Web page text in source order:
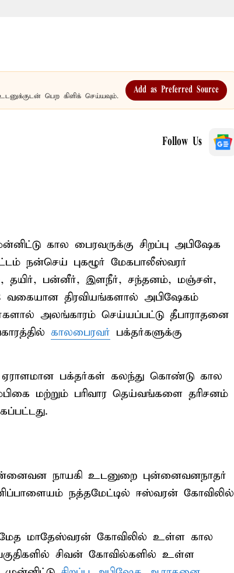
பெற கிளிக் செய்யவும்.
Add as Preferred Source
Follow Us
கால பைரவருக்கு சிறப்பு அபிஷேக
நன்செய் புகழூர் மேகபாலீஸ்வரர்
தயிர், பன்னீர், இளநீர், சந்தனம், மஞ்சள்,
வகையான திரவியங்களால் அபிஷேகம்
அலங்காரம் செய்யப்பட்டு தீபாராதனை
காலபைரவர் பக்தர்களுக்கு
ஏராளமான பக்தர்கள் கலந்து கொண்டு கால
மற்றும் பரிவார தெய்வங்களை தரிசனம்
நாயகி உடனுறை புன்னைவனநாதர்
நத்தமேட்டில் ஈஸ்வரன் கோவிலில்
சமேத மாதேஸ்வரன் கோவிலில் உள்ள கால
சிவன் கோவில்களில் உள்ள